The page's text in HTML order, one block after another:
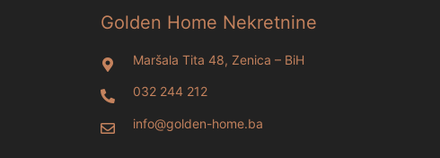
Golden Home Nekretnine
Maršala Tita 48, Zenica – BiH
032 244 212
info@golden-home.ba